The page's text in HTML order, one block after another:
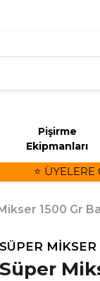
Pişirme
Ekipmanları
⭐ ÜYELERE
1500 Gr
SÜPER MİKSER
Süper